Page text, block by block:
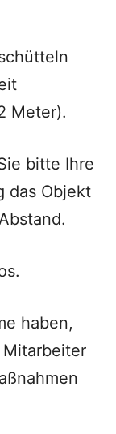
Meter).
bitte Ihre
das Objekt
haben,